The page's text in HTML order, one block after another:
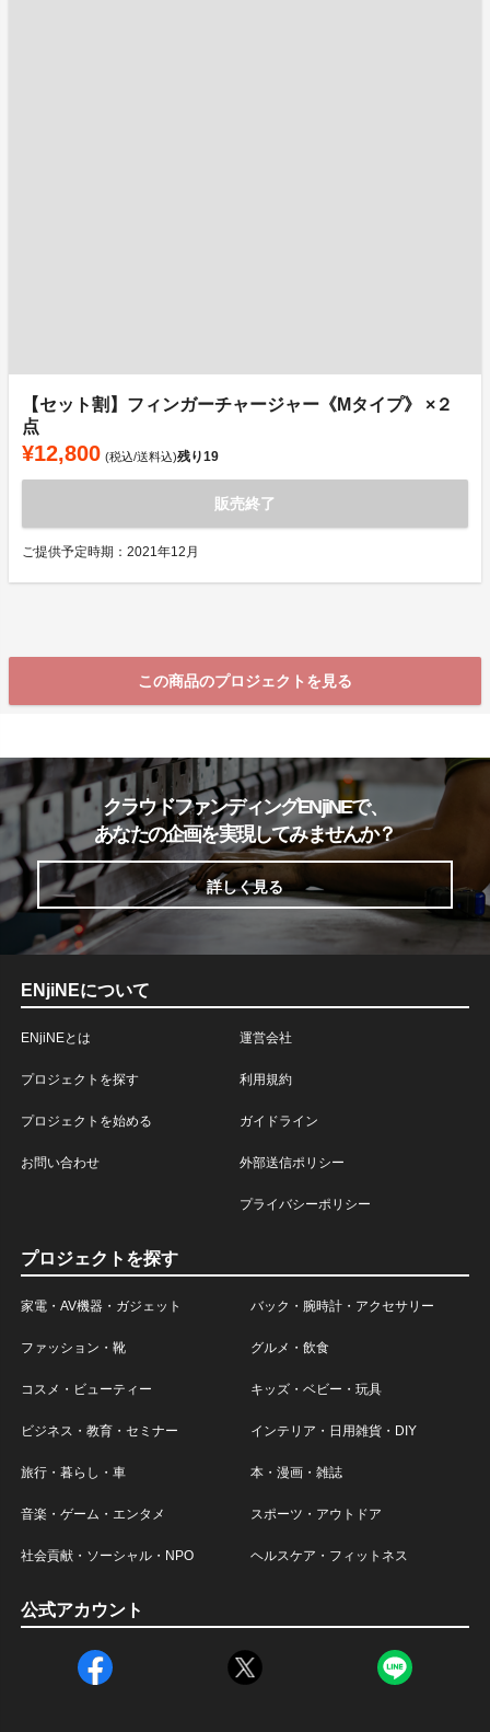
【セット割】フィンガーチャージャー《Mタイプ》 ×２
点
¥12,800 (税込/送料込)残り19
販売終了
ご提供予定時期：2021年12月
この商品のプロジェクトを見る
クラウドファンディングENjiNEで、
あなたの企画を実現してみませんか？
詳しく見る
ENjiNEについて
ENjiNEとは
プロジェクトを探す
プロジェクトを始める
お問い合わせ
運営会社
利用規約
ガイドライン
外部送信ポリシー
プライバシーポリシー
プロジェクトを探す
家電・AV機器・ガジェット バック・腕時計・アクセサリー
ファッション・靴 グルメ・飲食
コスメ・ビューティー キッズ・ベビー・玩具
ビジネス・教育・セミナー インテリア・日用雑貨・DIY
旅行・暮らし・車 本・漫画・雑誌
音楽・ゲーム・エンタメ スポーツ・アウトドア
社会貢献・ソーシャル・NPO ヘルスケア・フィットネス
公式アカウント